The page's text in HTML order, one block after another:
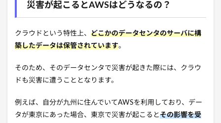
災害が起こるとAWSはどうなるの？
クラウドという特性上、 どこかのデータセンタのサーバに構
築したデータは保管されています。
そのため、そのデータセンタで災害が起きた際には、クラウ
ドも災害に遭うこととなります。
例えば、自分が九州に住んでいてAWSを利用しており、デー
タが東京にあった場合、東京で災害が起こるとその影響を受